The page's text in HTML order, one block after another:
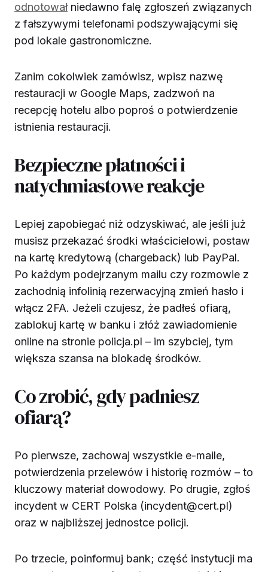
odnotowałniedawno falę zgłoszeń związanych
z fałszywymi telefonami podszywającymi się
pod lokale gastronomiczne.
Zanim cokolwiek zamówisz, wpisz nazwę
restauracji w Google Maps, zadzwoń na
recepcję hotelu albo poproś o potwierdzenie
istnienia restauracji.
Bezpieczne płatności i
natychmiastowe reakcje
Lepiej zapobiegać niż odzyskiwać, ale jeśli już
musisz przekazać środki właścicielowi, postaw
na kartę kredytową (chargeback) lub PayPal.
Po każdym podejrzanym mailu czy rozmowie z
zachodnią infolinią rezerwacyjną zmień hasło i
włącz 2FA. Jeżeli czujesz, że padłeś ofiarą,
zablokuj kartę w banku i złóż zawiadomienie
online na stronie policja.pl – im szybciej, tym
większa szansa na blokadę środków.
Co zrobić, gdy padniesz
ofiarą?
Po pierwsze, zachowaj wszystkie e-maile,
potwierdzenia przelewów i historię rozmów – to
kluczowy materiał dowodowy. Po drugie, zgłoś
incydent w CERT Polska (incydent@cert.pl)
oraz w najbliższej jednostce policji.
Po trzecie, poinformuj bank; część instytucji ma